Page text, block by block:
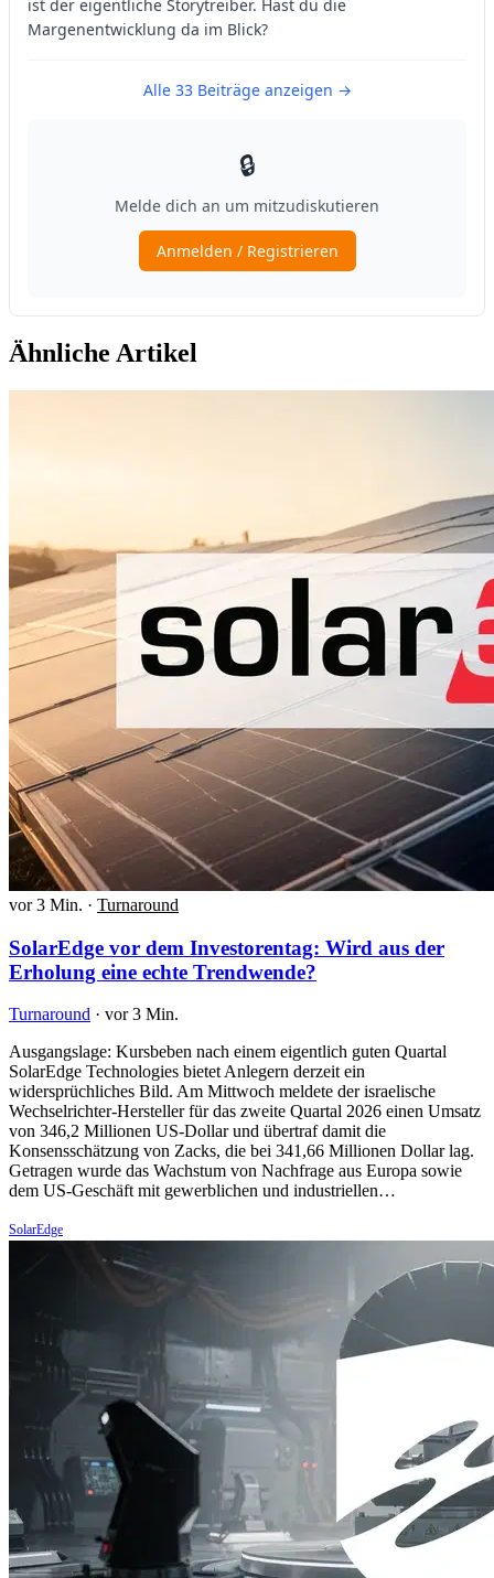
Ähnliche Artikel
vor 3 Min. · Turnaround
SolarEdge vor dem Investorentag: Wird aus der
Erholung eine echte Trendwende?
Turnaround · vor 3 Min.
Ausgangslage: Kursbeben nach einem eigentlich guten Quartal
SolarEdge Technologies bietet Anlegern derzeit ein
widersprüchliches Bild. Am Mittwoch meldete der israelische
Wechselrichter-Hersteller für das zweite Quartal 2026 einen Umsatz
von 346,2 Millionen US-Dollar und übertraf damit die
Konsensschätzung von Zacks, die bei 341,66 Millionen Dollar lag.
Getragen wurde das Wachstum von Nachfrage aus Europa sowie
dem US-Geschäft mit gewerblichen und industriellen…
SolarEdge